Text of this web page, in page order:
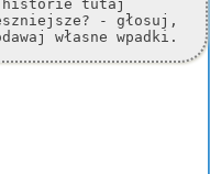
historie tutaj
- głosuj,
własne wpadki.